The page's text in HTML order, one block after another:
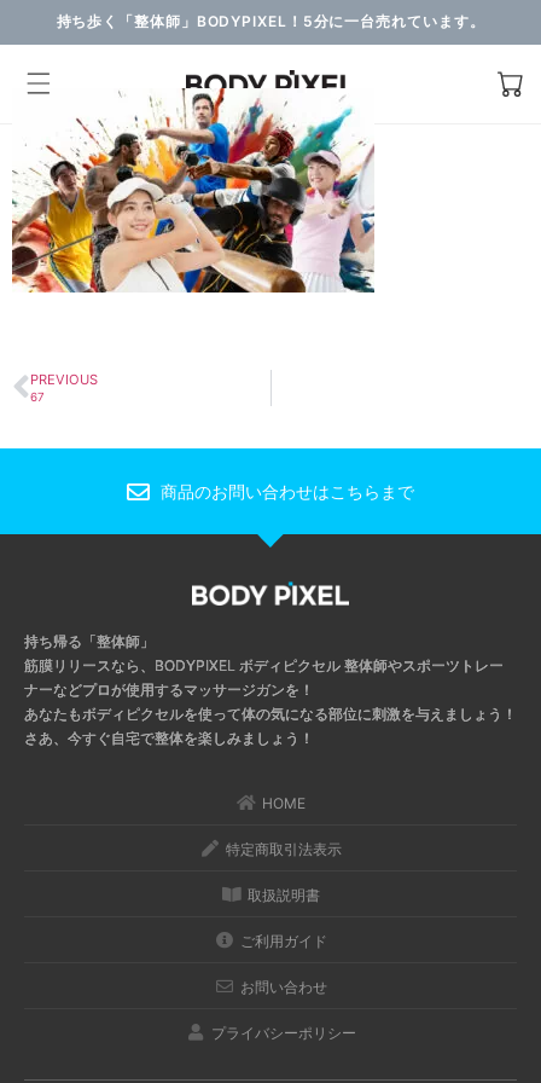
持ち歩く「整体師」BODYPIXEL！5分に一台売れています。
PREVIOUS
67
商品のお問い合わせはこちらまで
持ち帰る「整体師」
筋膜リリースなら、BODYPIXEL ボディピクセル 整体師やスポーツトレー
ナーなどプロが使用するマッサージガンを！
あなたもボディピクセルを使って体の気になる部位に刺激を与えましょう！
さあ、今すぐ自宅で整体を楽しみましょう！
HOME
特定商取引法表示
取扱説明書
ご利用ガイド
お問い合わせ
プライバシーポリシー